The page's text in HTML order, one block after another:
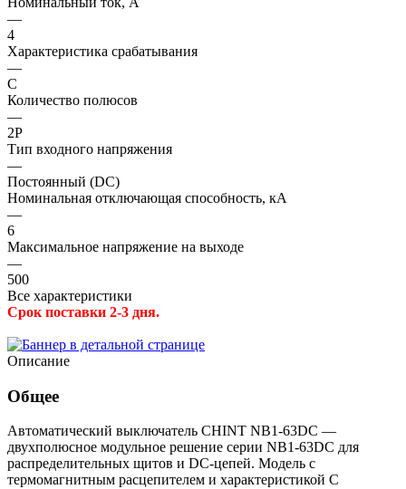
—
4
Характеристика срабатывания
—
C
Количество полюсов
—
2P
Тип входного напряжения
—
Постоянный (DC)
Номинальная отключающая способность, кА
—
6
Максимальное напряжение на выходе
—
500
Все характеристики
Срок поставки 2-3 дня.
Описание
Общее
Автоматический выключатель CHINT NB1-63DC —
двухполюсное модульное решение серии NB1-63DC для
распределительных щитов и DC‑цепей. Модель с
термомагнитным расцепителем и характеристикой C